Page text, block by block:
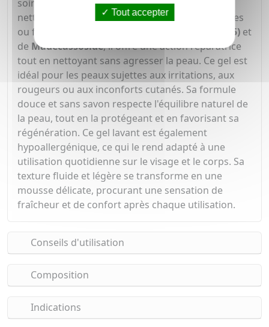
soin dermatologique conçu pour apaiser et
nettoyer en douceur les peaux sensibles, abîmées
ou fragilisées. Formulé à base de
Panthénol (B5) et
de Madecassoside, il offre une action réparatrice
tout en nettoyant sans agresser la peau. Ce gel est
idéal pour les peaux sujettes aux irritations, aux
rougeurs ou aux inconforts cutanés. Sa formule
douce et sans savon respecte l'équilibre naturel de
la peau, tout en la protégeant et en favorisant sa
régénération. Ce gel lavant est également
hypoallergénique, ce qui le rend adapté à une
utilisation quotidienne sur le visage et le corps. Sa
texture fluide et légère se transforme en une
mousse délicate, procurant une sensation de
fraîcheur et de confort après chaque utilisation.
Conseils d'utilisation
Composition
Indications
Tout accepter